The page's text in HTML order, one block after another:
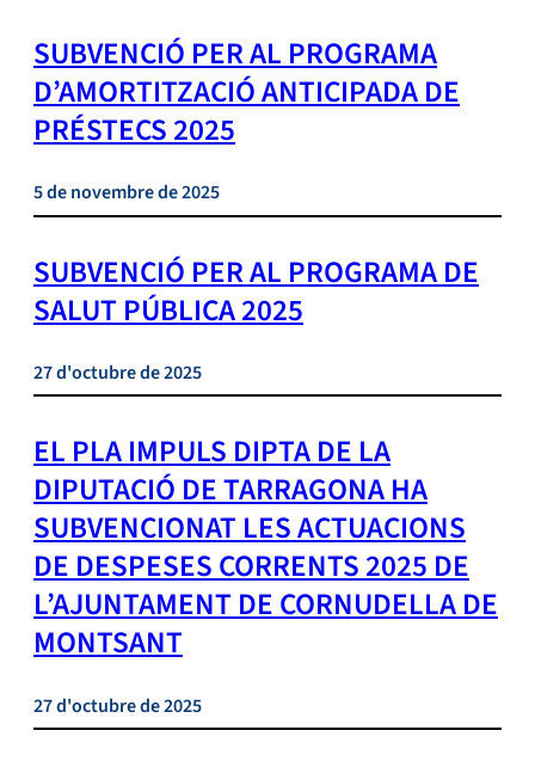
SUBVENCIÓ PER AL PROGRAMA
D’AMORTITZACIÓ ANTICIPADA DE
PRÉSTECS 2025
5 de novembre de 2025
SUBVENCIÓ PER AL PROGRAMA DE
SALUT PÚBLICA 2025
27 d'octubre de 2025
EL PLA IMPULS DIPTA DE LA
DIPUTACIÓ DE TARRAGONA HA
SUBVENCIONAT LES ACTUACIONS
DE DESPESES CORRENTS 2025 DE
L’AJUNTAMENT DE CORNUDELLA DE
MONTSANT
27 d'octubre de 2025